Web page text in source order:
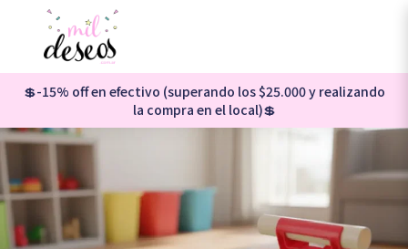
💲-15% off en efectivo (superando los $25.000 y realizando
la compra en el local)💲